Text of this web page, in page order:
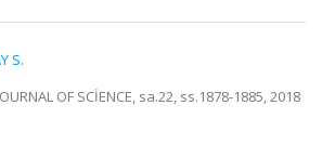
S.
OF SCİENCE, sa.22, ss.1878-1885, 2018